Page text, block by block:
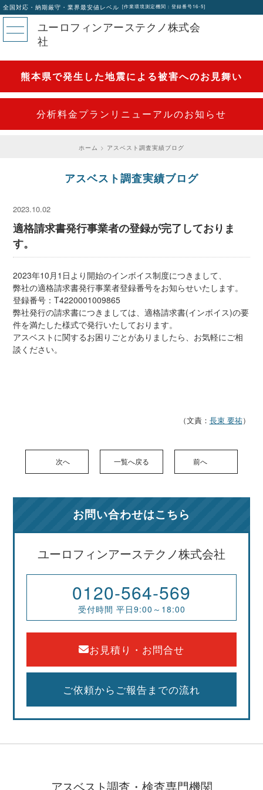
全国対応・納期厳守・業界最安値レベル [作業環境測定機関：登録番号16-5]
ユーロフィンアーステクノ株式会
社
熊本県で発生した地震による被害へのお見舞い
分析料金プランリニューアルのお知らせ
ホーム アスベスト調査実績ブログ
アスベスト調査実績ブログ
2023.10.02
適格請求書発行事業者の登録が完了しておりま
す。
2023年10月1日より開始のインボイス制度につきまして、
弊社の適格請求書発行事業者登録番号をお知らせいたします。
登録番号：T4220001009865
弊社発行の請求書につきましては、適格請求書(インボイス)の要
件を満たした様式で発行いたしております。
アスベストに関するお困りごとがありましたら、お気軽にご相
談ください。
（文責： 長束 要祐）
次へ 一覧へ戻る 前へ
お問い合わせはこちら
ユーロフィンアーステクノ株式会社
0120-564-569
受付時間 平日9:00～18:00
お見積り・お問合せ
ご依頼からご報告までの流れ
アスベスト調査・検査専門機関